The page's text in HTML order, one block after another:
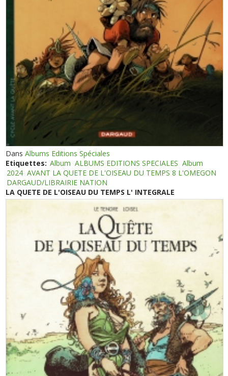
DansAlbums Editions Spéciales
Etiquettes: Album ALBUMS EDITIONS SPECIALES Album
2024 AVANT LA QUETE DE L'OISEAU DU TEMPS 8 L'OMEGON
DARGAUD/LIBRAIRIE NATION
LA QUETE DE L'OISEAU DU TEMPS L' INTEGRALE